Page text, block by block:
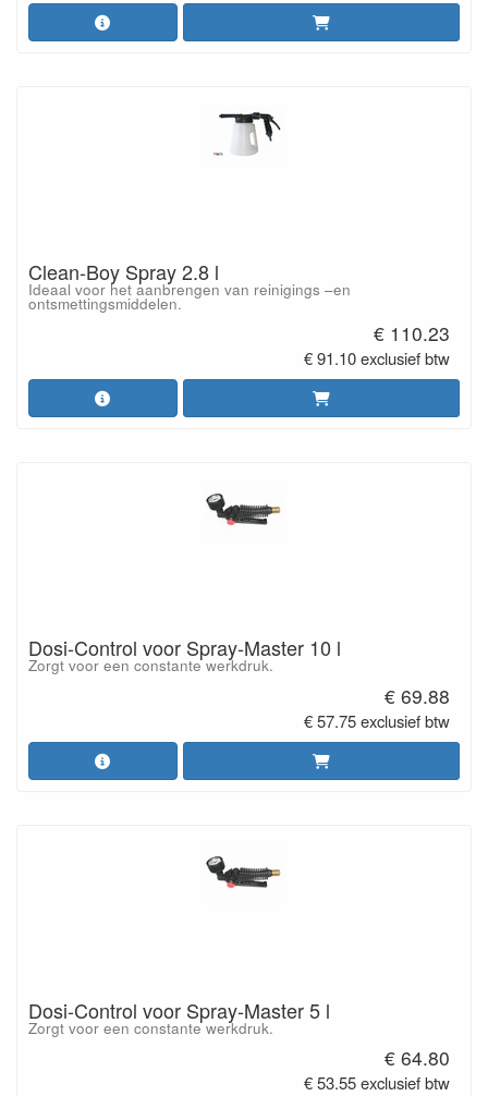
Clean-Boy Spray 2.8 l
Ideaal voor het aanbrengen van reinigings –en
ontsmettingsmiddelen.
€ 110.23
€ 91.10 exclusief btw
Dosi-Control voor Spray-Master 10 l
Zorgt voor een constante werkdruk.
€ 69.88
€ 57.75 exclusief btw
Dosi-Control voor Spray-Master 5 l
Zorgt voor een constante werkdruk.
€ 64.80
€ 53.55 exclusief btw